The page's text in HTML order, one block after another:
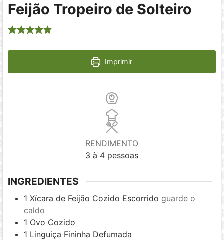
Feijão Tropeiro de Solteiro
Imprimir
RENDIMENTO
3 à 4 pessoas
INGREDIENTES
1 Xícara de Feijão Cozido Escorrido guarde o
caldo
1 Ovo Cozido
1 Linguiça Fininha Defumada